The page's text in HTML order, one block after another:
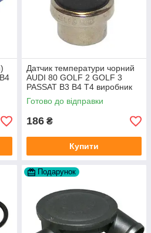
Датчик температури чорний
AUDI 80 GOLF 2 GOLF 3
PASSAT B3 B4 T4 виробник
TOPRAN Німеччина
Готово до відправки
186 ₴
Купити
Подарунок